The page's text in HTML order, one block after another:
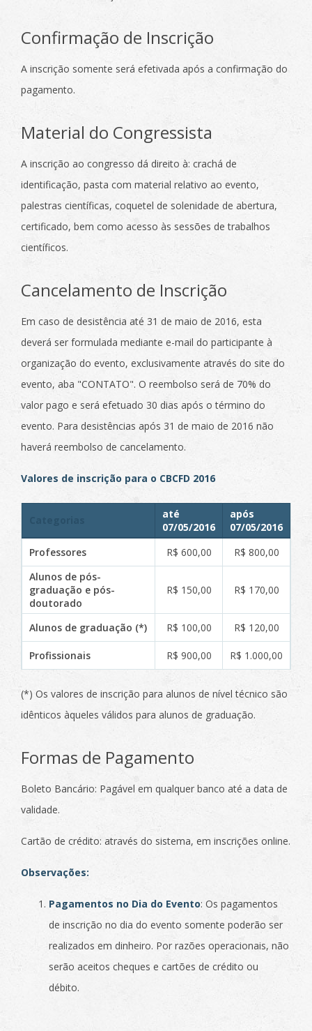
Confirmação de Inscrição
A inscrição somente será efetivada após a confirmação do
pagamento.
Material do Congressista
A inscrição ao congresso dá direito à: crachá de
identificação, pasta com material relativo ao evento,
palestras científicas, coquetel de solenidade de abertura,
certificado, bem como acesso às sessões de trabalhos
científicos.
Cancelamento de Inscrição
Em caso de desistência até 31 de maio de 2016, esta
deverá ser formulada mediante e-mail do participante à
organização do evento, exclusivamente através do site do
evento, aba "CONTATO". O reembolso será de 70% do
valor pago e será efetuado 30 dias após o término do
evento. Para desistências após 31 de maio de 2016 não
haverá reembolso de cancelamento.
Valores de inscrição para o CBCFD 2016
até
07/05/2016
após
07/05/2016
Professores
R$ 600,00
R$ 800,00
Alunos de pós-
graduação e pós-
doutorado
R$ 150,00 R$ 170,00
Alunos de graduação (*) R$ 100,00 R$ 120,00
Profissionais R$ 900,00 R$ 1.000,00
(*) Os valores de inscrição para alunos de nível técnico são
idênticos àqueles válidos para alunos de graduação.
Formas de Pagamento
Boleto Bancário: Pagável em qualquer banco até a data de
validade.
Cartão de crédito: através do sistema, em inscrições online.
Observações:
Pagamentos no Dia do Evento: Os pagamentos
de inscrição no dia do evento somente poderão ser
realizados em dinheiro. Por razões operacionais, não
serão aceitos cheques e cartões de crédito ou
débito.